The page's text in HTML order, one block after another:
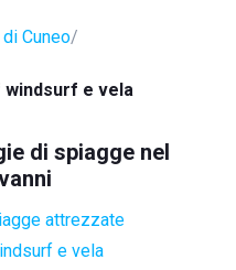
Cuneo
e vela
di spiagge nel
attrezzate
e vela